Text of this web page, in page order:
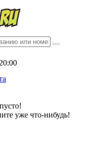
уже что-нибудь!